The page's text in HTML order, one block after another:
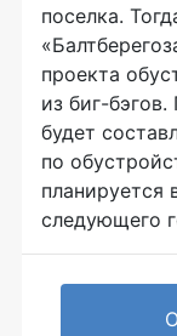
поселка.
проекта
из биг-
будет
по
планируется
следующего